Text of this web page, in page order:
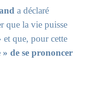
a déclaré
que la vie puisse
et que, pour cette
de se prononcer